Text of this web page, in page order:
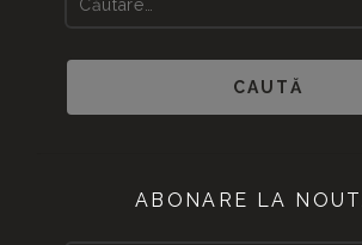
ABONARE LA